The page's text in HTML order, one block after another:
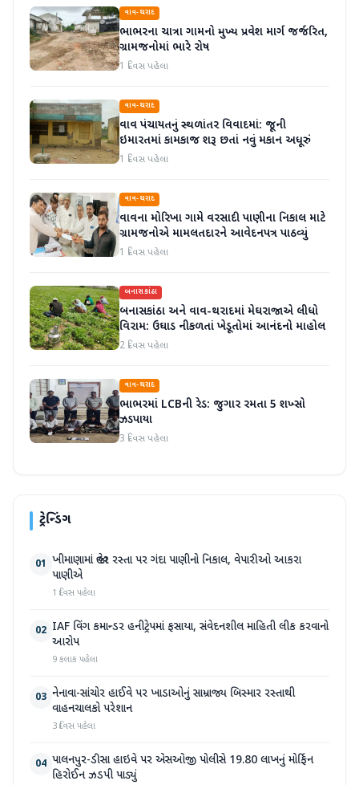
વાવ-થરાદ
ભાભરના ચાત્રા ગામનો મુખ્ય પ્રવેશ માર્ગ જર્જરિત,
ગ્રામજનોમાં ભારે રોષ
1 દિવસ પહેલા
વાવ-થરાદ
વાવ પંચાયતનું સ્થળાંતર વિવાદમાં: જૂની
ઇમારતમાં કામકાજ શરૂ છતાં નવું મકાન અધૂરું
1 દિવસ પહેલા
વાવ-થરાદ
વાવના મોરિખા ગામે વરસાદી પાણીના નિકાલ માટે
ગ્રામજનોએ મામલતદારને આવેદનપત્ર પાઠવ્યું
1 દિવસ પહેલા
બનાસકાંઠા
બનાસકાંઠા અને વાવ-થરાદમાં મેઘરાજાએ લીધો
વિરામ: ઉઘાડ નીકળતાં ખેડૂતોમાં આનંદનો માહોલ
2 દિવસ પહેલા
વાવ-થરાદ
ભાભરમાં LCBની રેડ: જુગાર રમતા 5 શખ્સો
ઝડપાયા
3 દિવસ પહેલા
ટ્રેન્ડિંગ
01 ખીમાણામાં જાહેર રસ્તા પર ગંદા પાણીનો નિકાલ, વેપારીઓ આકરા
પાણીએ
1 દિવસ પહેલા
02 IAF વિંગ કમાન્ડર હનીટ્રેપમાં ફસાયા, સંવેદનશીલ માહિતી લીક કરવાનો
આરોપ
9 કલાક પહેલા
03 નેનાવા-સાંચોર હાઈવે પર ખાડાઓનું સામ્રાજ્ય બિસ્માર રસ્તાથી
વાહનચાલકો પરેશાન
3 દિવસ પહેલા
04 પાલનપુર-ડીસા હાઇવે પર એસઓજી પોલીસે 19.80 લાખનું મોર્ફિન
હિરોઈન ઝડપી પાડ્યું